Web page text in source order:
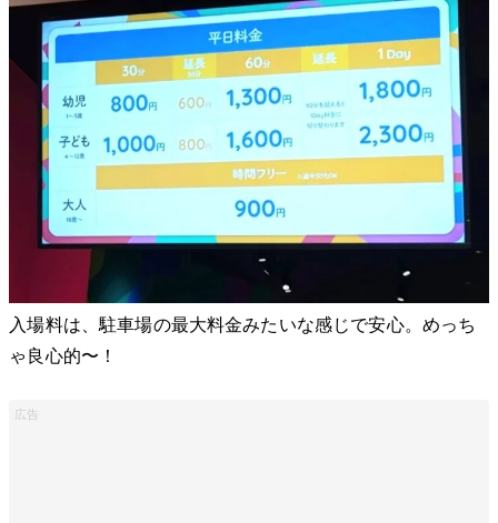
入場料は、駐車場の最大料金みたいな感じで安心。めっち
ゃ良心的〜！